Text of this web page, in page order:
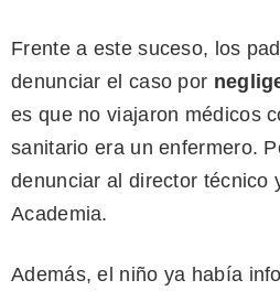
Frente a este suceso, los
denunciar el caso por
es que no viajaron médicos
sanitario era un enfermero.
denunciar al director técnico
Academia.
Además, el niño ya había